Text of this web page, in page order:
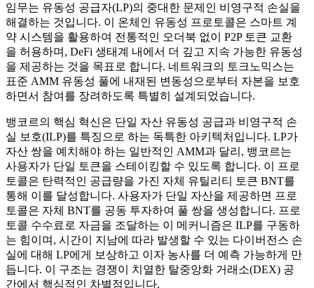
임무는 유동성 공급자(LP)의 중대한 문제인 비영구적 손실을
해결하는 것입니다. 이 온체인 유동성 프로토콜은 스마트 계
약 시스템을 활용하여 전통적인 오더북 없이 P2P 토큰 교환
을 허용하며, DeFi 생태계 내에서 더 깊고 지속 가능한 유동성
을 제공하는 것을 목표로 합니다. 네트워크의 토크노믹스는
표준 AMM 유동성 풀에 내재된 변동성으로부터 자본을 보호
하면서 참여를 장려하도록 특별히 설계되었습니다.
뱅코르의 핵심 혁신은 단일 자산 유동성 공급과 비영구적 손
실 보호(ILP)를 특징으로 하는 독특한 아키텍처입니다. LP가
자산 쌍을 예치해야 하는 일반적인 AMM과 달리, 뱅코르는
사용자가 단일 토큰을 스테이킹할 수 있도록 합니다. 이 프로
토콜은 탄력적인 공급량을 가진 자체 유틸리티 토큰 BNT를
통해 이를 달성합니다. 사용자가 단일 자산을 제공하면 프로
토콜은 자체 BNT를 공동 투자하여 풀 쌍을 생성합니다. 프로
토콜 수수료로 자금을 조달하는 이 메커니즘은 ILP를 구동하
는 힘이며, 시간이 지남에 따라 발생할 수 있는 다이버전스 손
실에 대해 LP에게 보상하고 이자 농사를 더 예측 가능하게 만
듭니다. 이 구조는 경쟁이 치열한 탈중앙화 거래소(DEX) 공
간에서 핵심적인 차별점입니다.